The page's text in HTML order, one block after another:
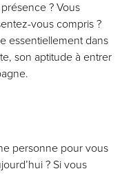
? Vous
vous compris ?
essentiellement dans
son aptitude à entrer
personne pour vous
? Si vous